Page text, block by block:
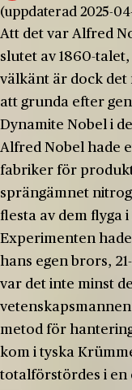
(uppdaterad 2025-
Att det var Alfred
slutet av 1860-
välkänt är dock
att grunda efter
Dynamite Nobel i
Alfred Nobel hade
fabriker för
sprängämnet
flesta av dem flyga
Experimenten
hans egen brors,
var det inte minst
metod för
kom i tyska
totalförstördes i en